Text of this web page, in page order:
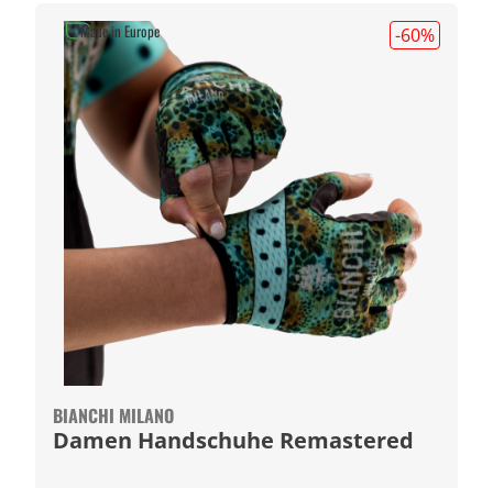
-60%
BIANCHI MILANO
Damen Handschuhe Remastered
Made in Europe